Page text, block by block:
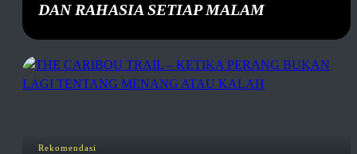
DAN RAHASIA SETIAP MALAM
Rekomendasi